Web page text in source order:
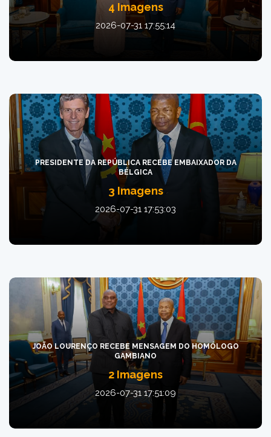
4 Imagens
2026-07-31 17:55:14
PRESIDENTE DA REPÚBLICA RECEBE EMBAIXADOR DA
BÉLGICA
3 Imagens
2026-07-31 17:53:03
JOÃO LOURENÇO RECEBE MENSAGEM DO HOMÓLOGO
GAMBIANO
2 Imagens
2026-07-31 17:51:09